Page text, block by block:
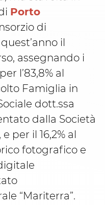
Porto
di
il
assegnando i
l’83,8% al
Famiglia in
dott.ssa
dalla Società
per il 16,2% al
fotografico e
“Mariterra”.